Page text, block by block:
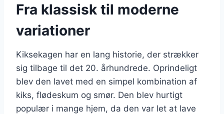
Fra klassisk til moderne
variationer
Kiksekagen har en lang historie, der strækker
sig tilbage til det 20. århundrede. Oprindeligt
blev den lavet med en simpel kombination af
kiks, flødeskum og smør. Den blev hurtigt
populær i mange hjem, da den var let at lave